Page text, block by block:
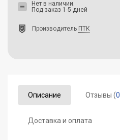
Описание Отзывы (0
Доставка и оплата
Нет в наличии.
Под заказ 1-5 дней
Производитель ПТК